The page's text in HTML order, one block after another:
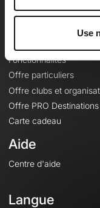
Use
Fonctionnalités
Offre particuliers
Offre clubs et
Offre PRO Destinations
Carte cadeau
Aide
Centre d'aide
Langue